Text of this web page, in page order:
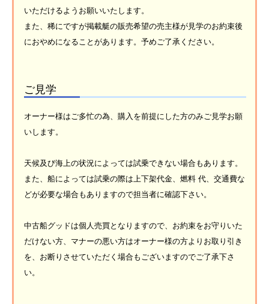
いただけるようお願いいたします。
また、稀にですが掲載艇の販売希望の売主様が見学のお約束後
におやめになることがあります。予めご了承ください。
ご見学
オーナー様はご多忙の為、購入を前提にした方のみご見学お願
いします。
天候及び海上の状況によっては試乗できない場合もあります。
また、船によっては試乗の際は上下架代金、燃料 代、交通費な
どが必要な場合もありますので担当者に確認下さい。
中古船グッドは個人売買となりますので、お約束をお守りいた
だけない方、マナーの悪い方はオーナー様の方よりお取り引き
を、お断りさせていただく場合もございますのでご了承下さ
い。